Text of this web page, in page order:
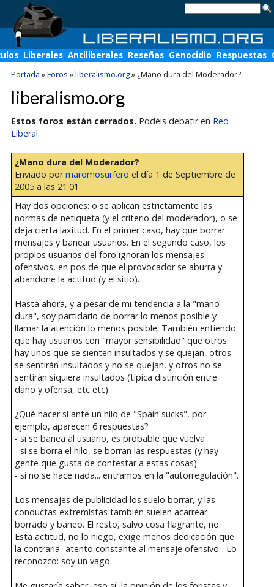
Liberales Antiliberales Reseñas Genocidio Respuestas
Portada »Foros »liberalismo.org» ¿Mano dura del Moderador?
liberalismo.org
Estos foros están cerrados. Podéis debatir en Red
Liberal.
¿Mano dura del Moderador?
Enviado pormaromosurfero el día 1 de Septiembre de
2005 a las 21:01
Hay dos opciones: o se aplican estrictamente las
normas de netiqueta (y el criterio del moderador), o se
deja cierta laxitud. En el primer caso, hay que borrar
mensajes y banear usuarios. En el segundo caso, los
propios usuarios del foro ignoran los mensajes
ofensivos, en pos de que el provocador se aburra y
abandone la actitud (y el sitio).
Hasta ahora, y a pesar de mi tendencia a la "mano
dura", soy partidario de borrar lo menos posible y
llamar la atención lo menos posible. También entiendo
que hay usuarios con "mayor sensibilidad" que otros:
hay unos que se sienten insultados y se quejan, otros
se sentirán insultados y no se quejan, y otros no se
sentirán siquiera insultados (típica distinción entre
daño y ofensa, etc etc)
¿Qué hacer si ante un hilo de "Spain sucks", por
ejemplo, aparecen 6 respuestas?
- si se banea al usuario, es probable que vuelva
- si se borra el hilo, se borran las respuestas (y hay
gente que gusta de contestar a estas cosas)
- si no se hace nada... entramos en la "autorregulación".
Los mensajes de publicidad los suelo borrar, y las
conductas extremistas también suelen acarrear
borrado y baneo. El resto, salvo cosa flagrante, no.
Esta actitud, no lo niego, exige menos dedicación que
la contraria -atento constante al mensaje ofensivo-. Lo
reconozco: soy un vago.